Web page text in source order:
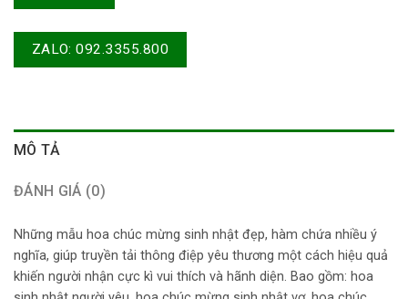
ZALO: 092.3355.800
MÔ TẢ
ĐÁNH GIÁ (0)
Những mẫu hoa chúc mừng sinh nhật đẹp, hàm chứa nhiều ý
nghĩa, giúp truyền tải thông điệp yêu thương một cách hiệu quả
khiến người nhận cực kì vui thích và hãnh diện. Bao gồm: hoa